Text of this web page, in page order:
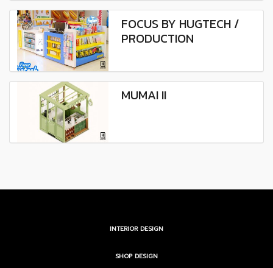
FOCUS BY HUGTECH /
PRODUCTION
MUMAI II
INTERIOR DESIGN
SHOP DESIGN